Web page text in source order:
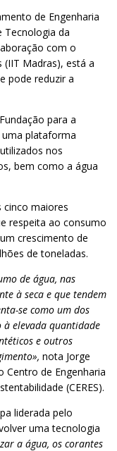
de Engenharia
Tecnologia da
com o
Madras), está a
pode reduzir a
para a
uma plataforma
nos
bem como a água
cinco maiores
respeita ao consumo
crescimento de
de toneladas.
de água, nas
à seca e que tendem
se como um dos
à elevada quantidade
e outros
nota Jorge
Centro de Engenharia
(CERES).
liderada pelo
uma tecnologia
a água, os corantes